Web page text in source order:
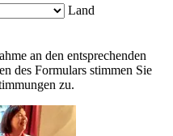
Land
an den entsprechenden
des Formulars stimmen Sie
zu.